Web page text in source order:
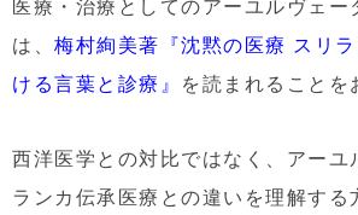
医療・治療としてのアーユルヴェー
は、 梅村絢美著『沈黙の医療 スリ
ける言葉と診療』 を読まれることを
西洋医学との対比ではなく、アーユ
ランカ伝承医療との違いを理解する